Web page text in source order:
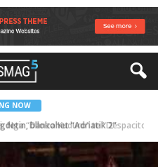
NOW
“Danza Kuduro” te “Despacito”